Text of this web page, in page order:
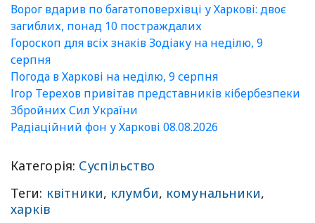
Ворог вдарив по багатоповерхівці у Харкові: двоє
загиблих, понад 10 постраждалих
Гороскоп для всіх знаків Зодіаку на неділю, 9
серпня
Погода в Харкові на неділю, 9 серпня
Ігор Терехов привітав представників кібербезпеки
Збройних Сил України
Радіаційний фон у Харкові 08.08.2026
Категорія: Суспільство
Теги: квітники, клумби, комунальники,
харків